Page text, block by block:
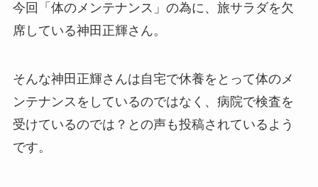
今回「体のメンテナンス」の為に、旅サラダを欠
席している神田正輝さん。
そんな神田正輝さんは自宅で休養をとって体のメ
ンテナンスをしているのではなく、病院で検査を
受けているのでは？との声も投稿されているよう
です。